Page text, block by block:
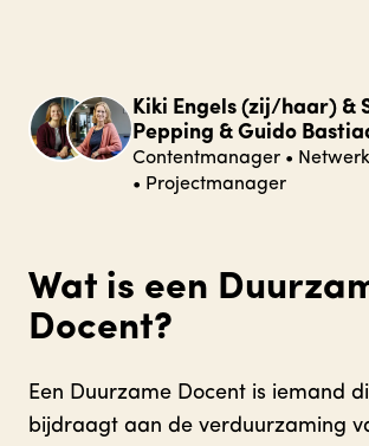
Kiki Engels (zij/haar) &
Pepping & Guido
Contentmanager •
• Projectmanager
Wat is een
Docent?
Een Duurzame Docent is iemand
bijdraagt aan de verduurzaming